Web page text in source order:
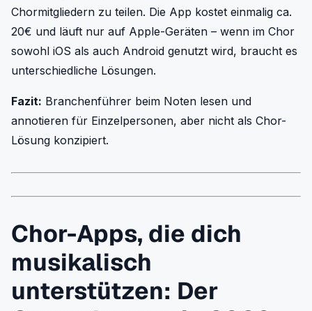
Chormitgliedern zu teilen. Die App kostet einmalig ca.
20€ und läuft nur auf Apple-Geräten – wenn im Chor
sowohl iOS als auch Android genutzt wird, braucht es
unterschiedliche Lösungen.
Fazit: Branchenführer beim Noten lesen und
annotieren für Einzelpersonen, aber nicht als Chor-
Lösung konzipiert.
Chor-Apps, die dich
musikalisch
unterstützen: Der